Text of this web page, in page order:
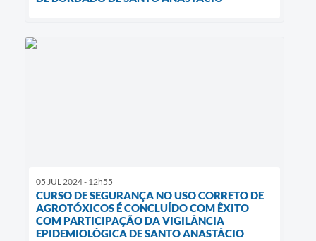
05 JUL 2024 - 12h55
CURSO DE SEGURANÇA NO USO CORRETO DE
AGROTÓXICOS É CONCLUÍDO COM ÊXITO
COM PARTICIPAÇÃO DA VIGILÂNCIA
EPIDEMIOLÓGICA DE SANTO ANASTÁCIO